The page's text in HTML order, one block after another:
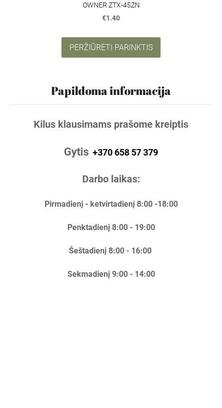
Papildoma informacija
Kilus klausimams prašome kreiptis
Gytis +370 658 57 379
Darbo laikas:
Pirmadienį - ketvirtadienį 8:00 -18:00
Penktadienį 8:00 - 19:00
Šeštadienį 8:00 - 16:00
Sekmadienį 9:00 - 14:00
OWNER ZTX-45ZN
€1.40
PERŽIŪRĖTI PARINKTIS